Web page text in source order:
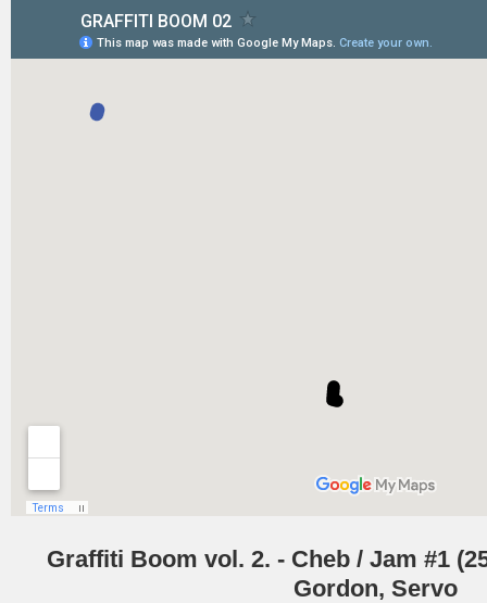
Graffiti Boom vol. 2. - Cheb / Jam #1
Gordon, Servo